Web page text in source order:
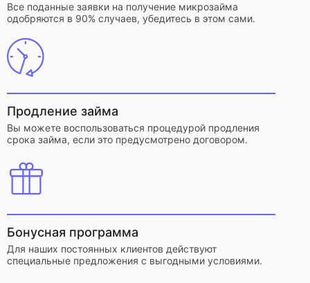
Все поданные заявки на получение микрозайма
одобряются в 90% случаев, убедитесь в этом сами.
Продление займа
Вы можете воспользоваться процедурой продления
срока займа, если это предусмотрено договором.
Бонусная программа
Для наших постоянных клиентов действуют
специальные предложения с выгодными условиями.